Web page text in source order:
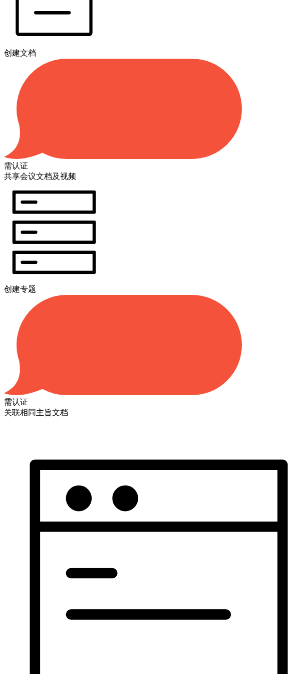
创建文档
需认证
共享会议文档及视频
创建专题
需认证
关联相同主旨文档